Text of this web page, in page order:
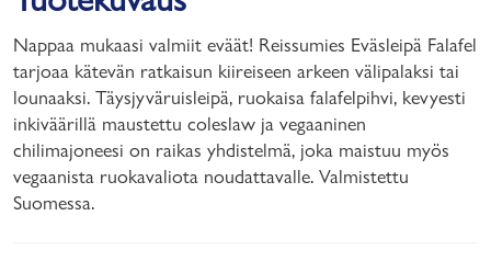
Nappaa mukaasi valmiit eväät! Reissumies Eväsleipä Falafel
tarjoaa kätevän ratkaisun kiireiseen arkeen välipalaksi tai
lounaaksi. Täysjyväruisleipä, ruokaisa falafelpihvi, kevyesti
inkiväärillä maustettu coleslaw ja vegaaninen
chilimajoneesi on raikas yhdistelmä, joka maistuu myös
vegaanista ruokavaliota noudattavalle. Valmistettu
Suomessa.